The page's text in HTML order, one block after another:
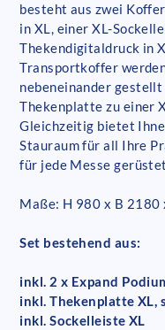
besteht aus zwei
in XL, einer XL-
Thekendigitaldruck in
Transportkoffer
nebeneinander
Thekenplatte zu einer
Gleichzeitig bietet
Stauraum für all Ihre
für jede Messe
Maße: H 980 x B 2180
Set bestehend aus:
inkl. 2 x Expand
inkl. Thekenplatte XL,
inkl. Sockelleiste XL